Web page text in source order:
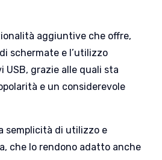
aggiuntive che offre,
schermate e l’utilizzo
USB, grazie alle quali sta
e un considerevole
semplicità di utilizzo e
che lo rendono adatto anche